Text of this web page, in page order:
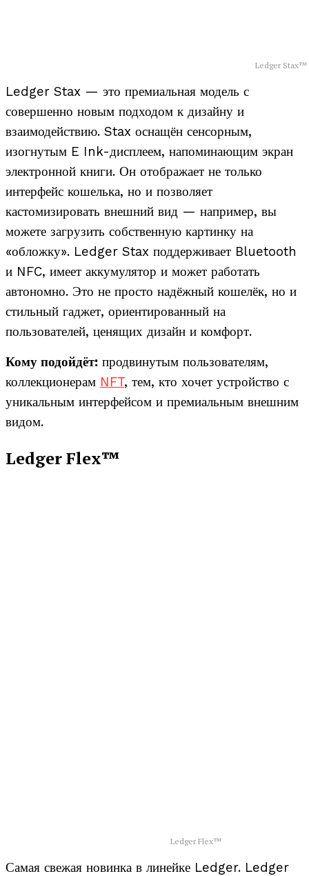
Ledger Stax™
Ledger Stax — это премиальная модель с
совершенно новым подходом к дизайну и
взаимодействию. Stax оснащён сенсорным,
изогнутым E Ink-дисплеем, напоминающим экран
электронной книги. Он отображает не только
интерфейс кошелька, но и позволяет
кастомизировать внешний вид — например, вы
можете загрузить собственную картинку на
«обложку». Ledger Stax поддерживает Bluetooth
и NFC, имеет аккумулятор и может работать
автономно. Это не просто надёжный кошелёк, но и
стильный гаджет, ориентированный на
пользователей, ценящих дизайн и комфорт.
Кому подойдёт: продвинутым пользователям,
коллекционерам NFT, тем, кто хочет устройство с
уникальным интерфейсом и премиальным внешним
видом.
Ledger Flex™
Ledger Flex™
Самая свежая новинка в линейке Ledger. Ledger